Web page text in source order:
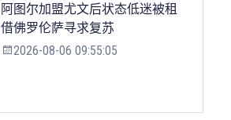
阿图尔加盟尤文后状态低迷被租
借佛罗伦萨寻求复苏
2026-08-06 09:55:05